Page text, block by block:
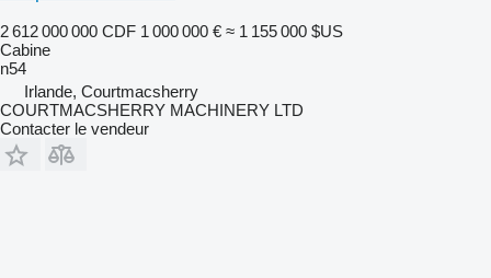
2 612 000 000 CDF 1 000 000 € ≈ 1 155 000 $US
Cabine
n54
Irlande, Courtmacsherry
COURTMACSHERRY MACHINERY LTD
Contacter le vendeur